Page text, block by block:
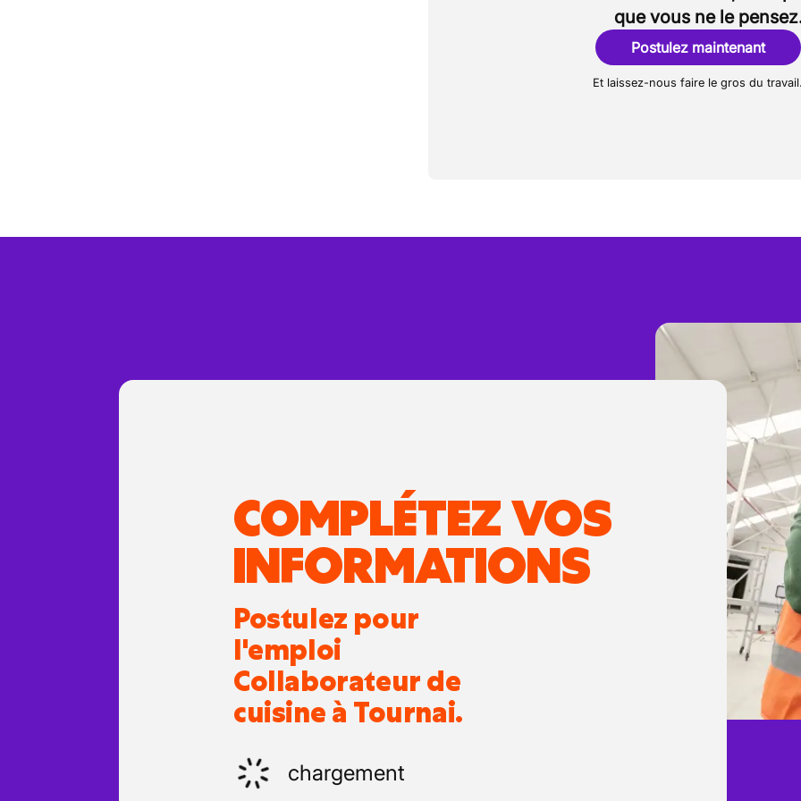
que vous ne le
Postulez maintenant
Et laissez-nous faire le gros du
COMPLÉTEZ VOS
INFORMATIONS
Postulez pour
l'emploi
Collaborateur de
cuisine à Tournai.
chargement